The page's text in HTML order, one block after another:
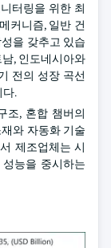
터링을 위한 최
커니즘, 일반 건
을 갖추고 있습
, 인도네시아와
전의 성장 곡선
다.
조, 혼합 챔버의
와 자동화 기술
제조업체는 시
능을 중시하는